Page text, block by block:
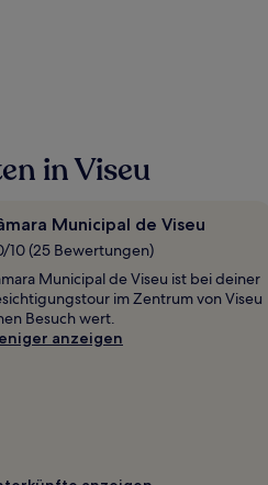
in Viseu
Municipal de Viseu
10 (25 Bewertungen)
Municipal de Viseu ist bei deiner
im Zentrum von Viseu
Besuch wert.
anzeigen